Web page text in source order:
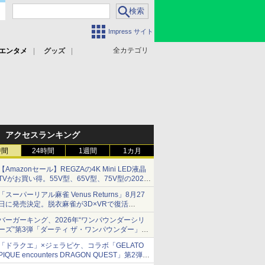
Impress サイト
全カテゴリ
ンタメ グッズ
アクセスランキング
24時間 1週間 1カ月
Amazonセール】REGZAの4K Mini LED液晶
がお買い得。55V型、65V型、75V型の2026
モデルがラインナップ
スーパーリアル麻雀 Venus Returns」8月27
に発売決定。脱衣麻雀が3D×VRで復活
売から2週間は20%オフになるセールが実施
ーガーキング、2026年“ワンパウンダーシリ
ズ”第3弾「ダーティ ザ・ワンパウンダー」を
月7日発売
特製ガーリックマヨソース」を使用した超大
チーズバーガー
ドラクエ」×ジェラピケ、コラボ「GELATO
encounters DRAGON QUEST」第2弾が